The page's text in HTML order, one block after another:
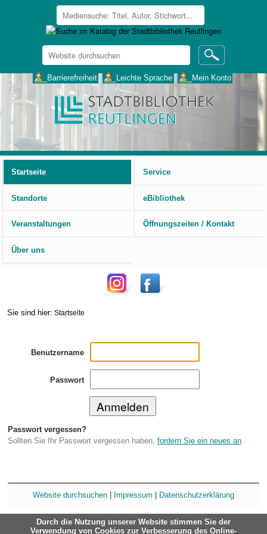
Website
durchsuchen
___Barrierefreiheit ___Leichte Sprache ___Mein Konto
Startseite
Service
Standorte eBibliothek
Veranstaltungen Öffnungszeiten / Kontakt
Über uns
Sie sind hier: Startseite
Benutzername
Passwort
Passwort vergessen?
Sollten Sie Ihr Passwort vergessen haben, fordern Sie ein neues an.
Website durchsuchen | Impressum | Datenschutzerklärung
Durch die Nutzung unserer Website stimmen Sie der
Verwendung von Cookies zur Verbesserung des Online-